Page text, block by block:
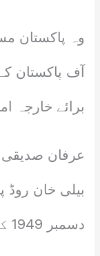
وہ پاکستان
آف پاکستان
برائے خارجہ
عرفان صدیقی
دسمبر 1949 کو پیدا ہوئے۔